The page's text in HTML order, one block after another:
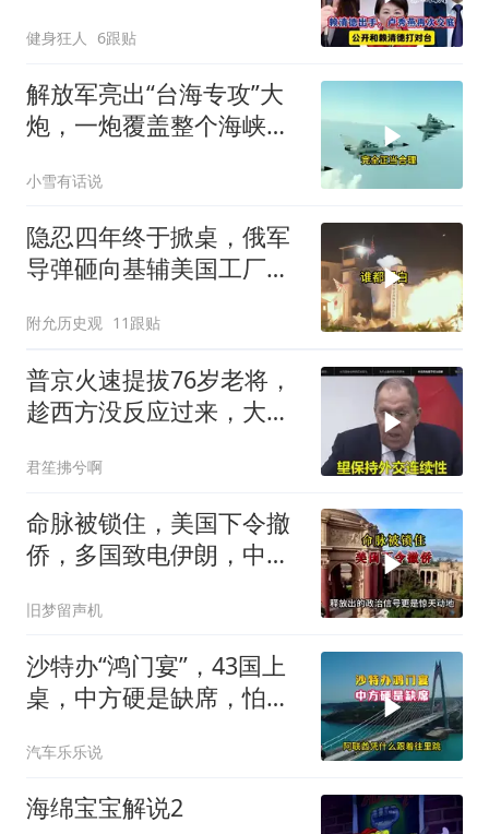
健身狂人 6跟贴
解放军亮出“台海专攻”大
炮，一炮覆盖整个海峡，
小雪有话说
隐忍四年终于掀桌，俄军
导弹砸向基辅美国工厂，
附允历史观 11跟贴
普京火速提拔76岁老将，
趁西方没反应过来，大鹅
君笙拂兮啊
命脉被锁住，美国下令撤
侨，多国致电伊朗，中国
旧梦留声机
沙特办“鸿门宴”，43国上
桌，中方硬是缺席，怕得
汽车乐乐说
海绵宝宝解说2